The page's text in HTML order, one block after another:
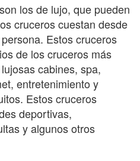
los de lujo, que pueden
cruceros cuestan desde
Estos cruceros
de los cruceros más
cabines, spa,
entretenimiento y
Estos cruceros
deportivas,
y algunos otros